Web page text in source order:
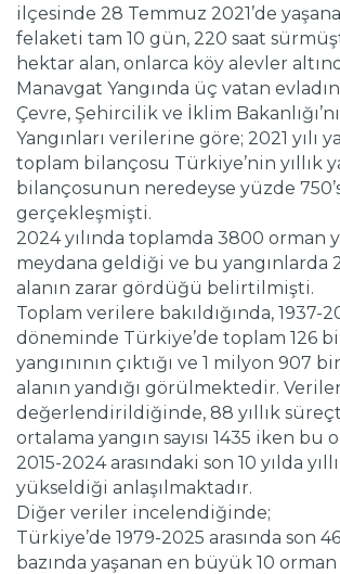
ilçesinde 28 Temmuz 2021’de
felaketi tam 10 gün, 220 saat
hektar alan, onlarca köy alevler
Manavgat Yangında üç vatan
Çevre, Şehircilik ve İklim
Yangınları verilerine göre; 2021 yılı
toplam bilançosu Türkiye’nin yıllık
bilançosunun neredeyse yüzde
gerçekleşmişti.
2024 yılında toplamda 3800 orman
meydana geldiği ve bu yangınlarda
alanın zarar gördüğü belirtilmişti.
Toplam verilere bakıldığında, 1937-
döneminde Türkiye’de toplam 126
yangınının çıktığı ve 1 milyon 907
alanın yandığı görülmektedir.
değerlendirildiğinde, 88 yıllık
ortalama yangın sayısı 1435 iken bu
2015-2024 arasındaki son 10 yılda
yükseldiği anlaşılmaktadır.
Diğer veriler incelendiğinde;
Türkiye’de 1979-2025 arasında son
bazında yaşanan en büyük 10 orman